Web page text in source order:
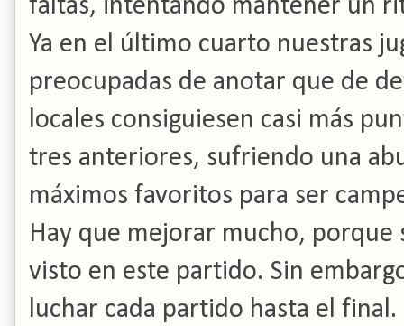
faltas, intentando mantener un
Ya en el último cuarto nuestras
preocupadas de anotar que de
locales consiguiesen casi más
tres anteriores, sufriendo una
máximos favoritos para ser
Hay que mejorar mucho,
visto en este partido. Sin
luchar cada partido hasta el